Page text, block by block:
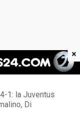
1: la Juventus
Di
×